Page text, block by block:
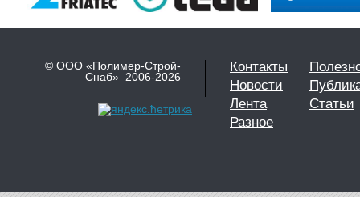
© ООО «Полимер-Строй-
Снаб» 2006-2026
Контакты
Новости
Лента
Статьи
Разное